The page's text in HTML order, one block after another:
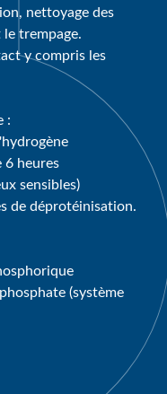
nettoyage des
trempage.
y compris les
:
heures
sensibles)
de déprotéinisation.
(système